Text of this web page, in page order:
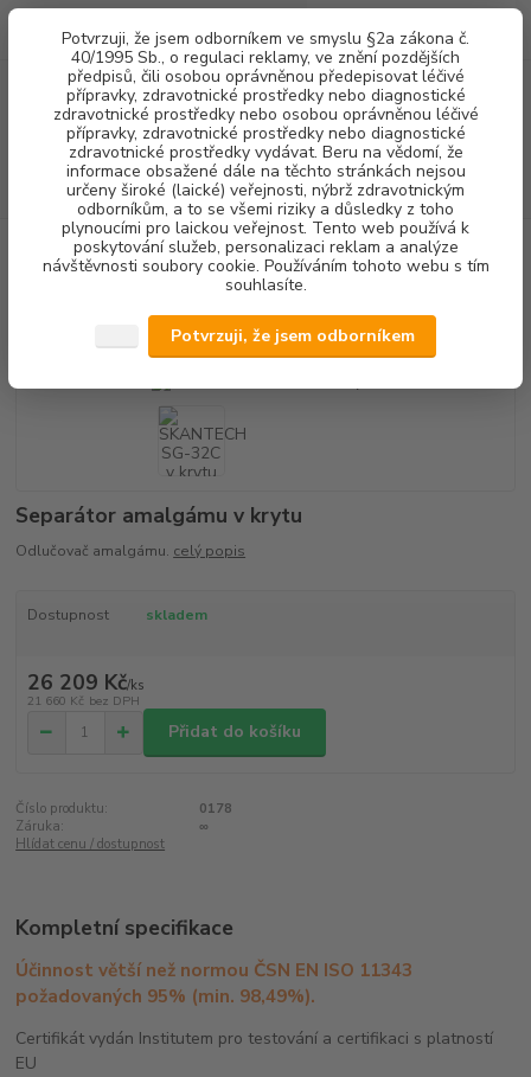
Potvrzuji, že jsem odborníkem ve smyslu §2a zákona č.
40/1995 Sb., o regulaci reklamy, ve znění pozdějších
předpisů, čili osobou oprávněnou předepisovat léčivé
přípravky, zdravotnické prostředky nebo diagnostické
zdravotnické prostředky nebo osobou oprávněnou léčivé
přípravky, zdravotnické prostředky nebo diagnostické
zdravotnické prostředky vydávat. Beru na vědomí, že
informace obsažené dále na těchto stránkách nejsou
určeny široké (laické) veřejnosti, nýbrž zdravotnickým
odborníkům, a to se všemi riziky a důsledky z toho
plynoucími pro laickou veřejnost. Tento web používá k
poskytování služeb, personalizaci reklam a analýze
návštěvnosti soubory cookie. Používáním tohoto webu s tím
souhlasíte.
Potvrzuji, že jsem odborníkem
Menu
CZK
Hledat
(Po-Pá, 8-16 hod.)
za0,00 Kč
STOMATOLOGICKÉ SOUPRAVY + NÁHRADNÍ DÍLY
SEPARÁTORY
AMALGÁMU
SKANTECH SG-32C v krytu
SKANTECH SG-32C v krytu
Separátor amalgámu v krytu
Odlučovač amalgámu. celý popis
Dostupnost skladem
26 209 Kč/ks
21 660 Kč bez DPH
Přidat do košíku
Číslo produktu:
0178
Záruka:
∞
Hlídat cenu / dostupnost
Kompletní specifikace
Účinnost větší než normou ČSN EN ISO 11343
požadovaných 95% (min. 98,49%).
Certifikát vydán Institutem pro testování a certifikaci s platností
EU